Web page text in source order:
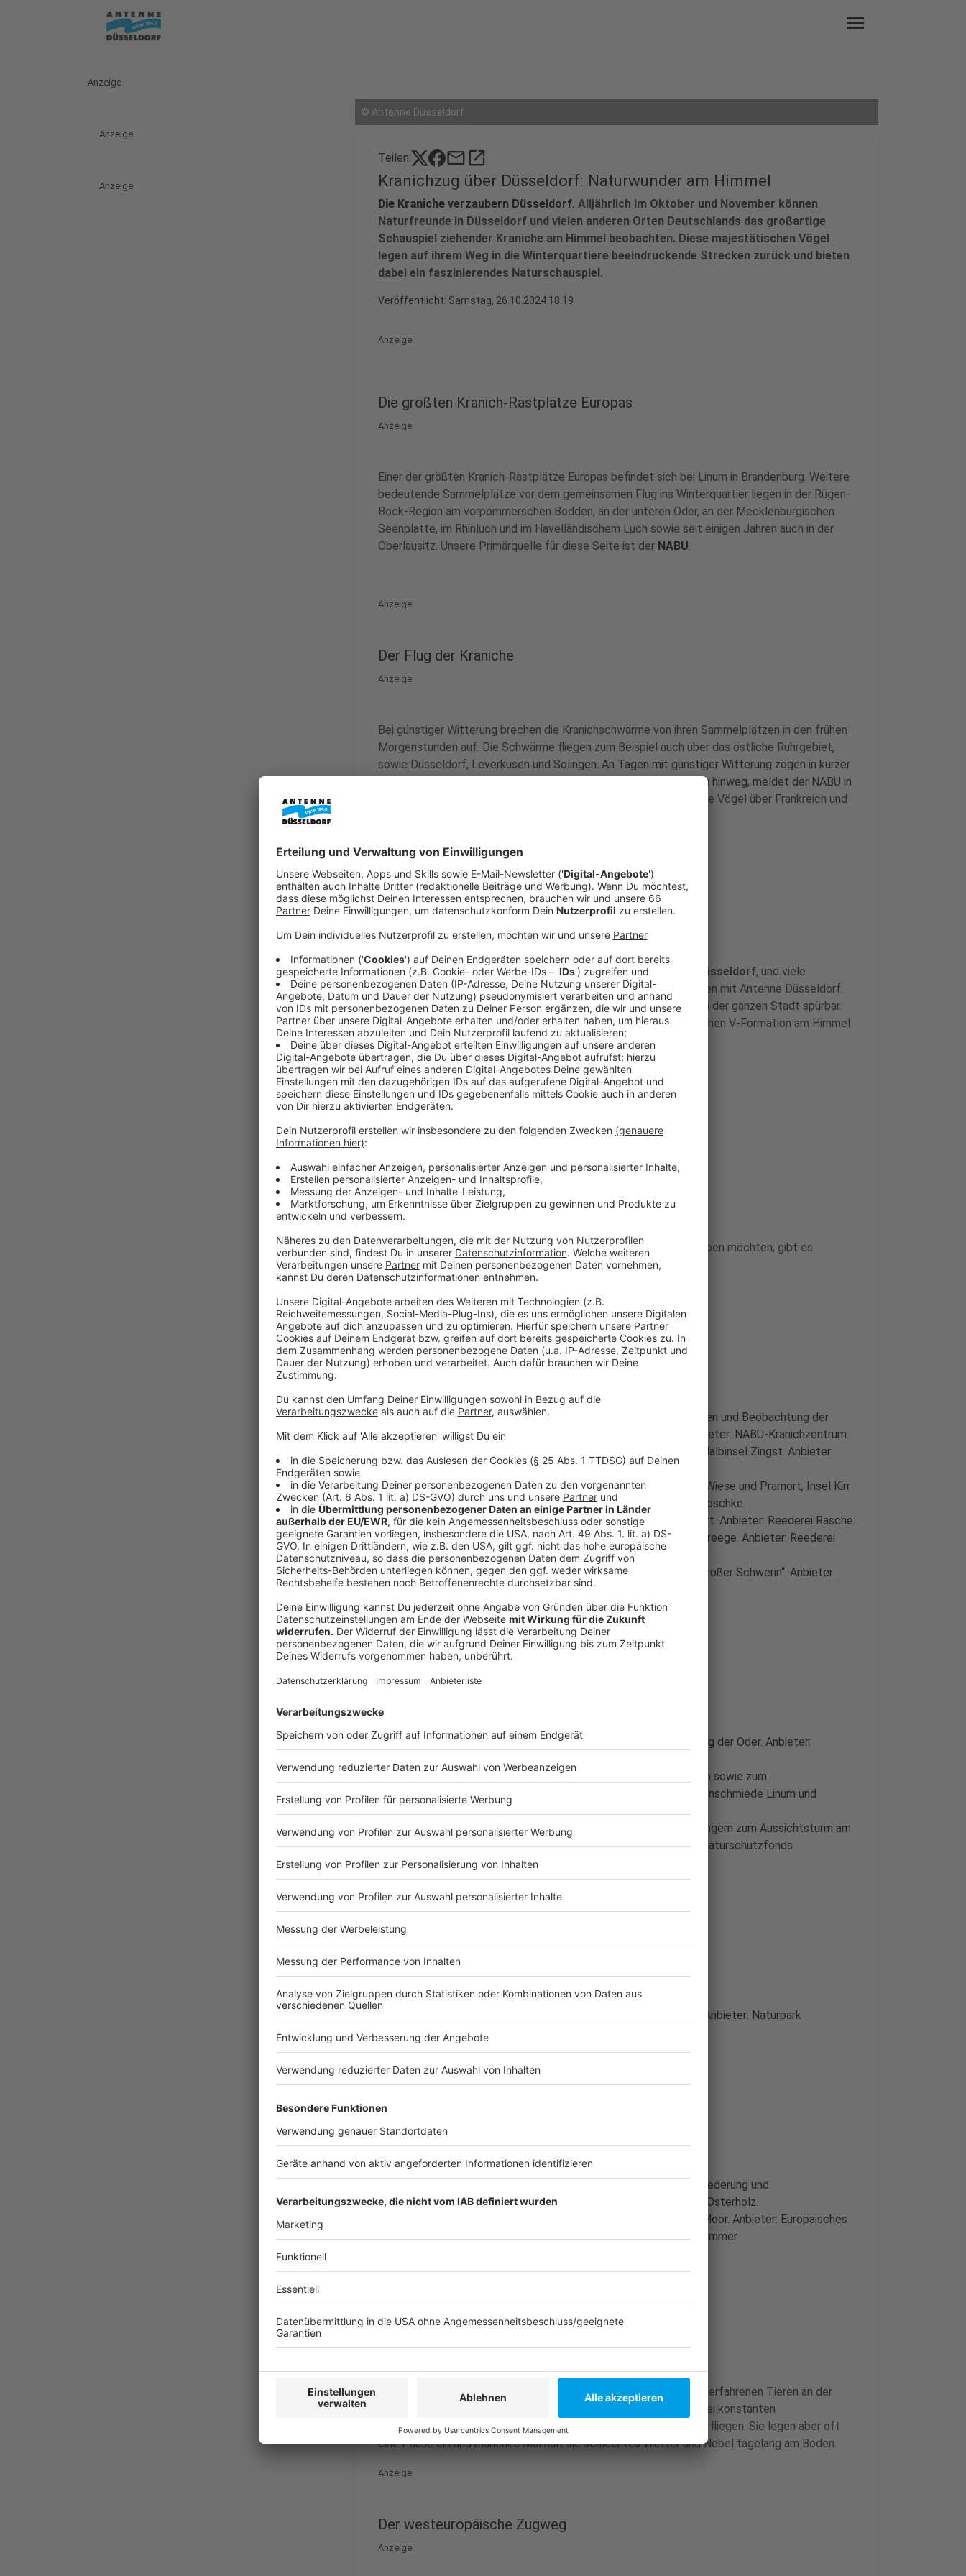
menu
Anzeige
Anzeige
Anzeige
© Antenne Düsseldorf
Teilen: mailopen_in_new
Kranichzug über Düsseldorf: Naturwunder am Himmel
Die Kraniche verzaubern Düsseldorf. Alljährlich im Oktober und November können
Naturfreunde in Düsseldorf und vielen anderen Orten Deutschlands das großartige
Schauspiel ziehender Kraniche am Himmel beobachten. Diese majestätischen Vögel
legen auf ihrem Weg in die Winterquartiere beeindruckende Strecken zurück und bieten
dabei ein faszinierendes Naturschauspiel.
Veröffentlicht: Samstag, 26.10.2024 18:19
Anzeige
Die größten Kranich-Rastplätze Europas
Anzeige
Einer der größten Kranich-Rastplätze Europas befindet sich bei Linum in Brandenburg. Weitere
bedeutende Sammelplätze vor dem gemeinsamen Flug ins Winterquartier liegen in der Rügen-
Bock-Region am vorpommerschen Bodden, an der unteren Oder, an der Mecklenburgischen
Seenplatte, im Rhinluch und im Havelländischem Luch sowie seit einigen Jahren auch in der
Oberlausitz. Unsere Primärquelle für diese Seite ist der NABU.
Anzeige
Der Flug der Kraniche
Anzeige
Bei günstiger Witterung brechen die Kranichschwärme von ihren Sammelplätzen in den frühen
Morgenstunden auf. Die Schwärme fliegen zum Beispiel auch über das östliche Ruhrgebiet,
sowie Düsseldorf, Leverkusen und Solingen. An Tagen mit günstiger Witterung zögen in kurzer
Zeit bis zu 50.000 und mehr Vögel auch über Nordrhein-Westfalen hinweg, meldet der NABU in
Beim Weiterflug mit rund 80 Stundenkilometern erreichen die Vögel über Frankreich und
Anzeige
Kraniche über Düsseldorf
Aktuell (Ende Oktober) ziehen dieVogelschwärme auch über Düsseldorf, und viele
Menschen aus unserer Stadt teilen ihre Freude und Beobachtungen mit Antenne Düsseldorf.
Die Begeisterung und Faszination für dieses Naturschauspiel ist in der ganzen Stadt spürbar.
Es ist ein besonderes Erlebnis, die Kraniche in ihrer charakteristischen V-Formation am Himmel
zu sehen und ihren trompetenartigen Rufen zu lauschen.
Anzeige
Geführte Kranich-Exkursionen
Anzeige
Für diejenigen, die dieses Naturschauspiel aus nächster Nähe erleben möchten, gibt es
zahlreiche geführte Exkursionen. Hier eine Übersicht der Anbieter:
Mecklenburg-Vorpommern
Anzeige
Nationalpark Boddenlandschaft: Führungen zu Nahrungsflächen und Beobachtung der
Schlafplätze an den Werder-Inseln am Zingster Bodden. Anbieter: NABU-Kranichzentrum.
Schiffstouren zum Rastplatz Pramort an der Ostspitze der Halbinsel Zingst. Anbieter:
Reederei Zingst.
Schiffstouren ab Zingst und Barth mit den Zielen Sundische Wiese und Pramort, Insel Kirr
und Oie sowie Prerowstrom und Bülten. Anbieter: Reederei Poschke.
Schiffstouren ab Prerow und Born zu Großem Kirr und Pramort. Anbieter: Reederei Rasche.
Schiffstouren im Jasmunder Bodden im Norden Rügens, ab Breege. Anbieter: Reederei
Kipp.
Müritz-Nationalpark: Schiffstouren ab Waren zur Halbinsel „Großer Schwerin“. Anbieter:
Blau-weiße Flotte.
Anzeige
Nationalpark Unteres Odertal: Ranger-Touren ab Gartz entlang der Oder. Anbieter:
Rhin- und Havelluch: Führungen zu den Äsungsflächen im Luch sowie zum
Schlafplatzeinflug an den Linumer Teichen. Anbieter: Storchenschmiede Linum und
Entdeckungshungrig.
Niederlausitz: Kranich- und Gänse-Führungen mit Naturparkrangern zum Aussichtsturm am
Borcheltsee bei Luckau. Anbieter: Naturwacht der Stiftung Naturschutzfonds
Brandenburg.
Anzeige
Thüringen
Anzeige
Stausee Kelbra: Kranichwanderungen entlang der Talsperre. Anbieter: Naturpark
Kyffhäuser.
Niedersachsen
Anzeige
Teufelsmoor nördlich von Bremen: Exkursionen Breddorfer Niederung und
Schlafplatzeinflug Günnemoor. Anbieter: Biologische Station Osterholz.
Diepholzer Moorniederung: Entdeckungstouren Neustädter Moor. Anbieter: Europäisches
Fachzentrum Moor und Klima „Moorwelten“ und Naturpark Dümmer
Die Flugformation der Kraniche
Im Flug bilden Kraniche eine V-förmige Formation mit kräftigen, erfahrenen Tieren an der
Spitze. Es folgen Familien mit durchschnittlich zwei Jungtieren. Bei konstanten
Flugbedingungen könnten die Tiere ohne Halt bis nach Südeuropa fliegen. Sie legen aber oft
eine Pause ein und manches Mal hält sie schlechtes Wetter und Nebel tagelang am Boden.
Anzeige
Der westeuropäische Zugweg
Anzeige